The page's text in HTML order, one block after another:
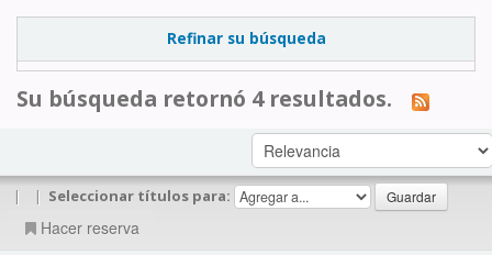
Refinar su búsqueda
Su búsqueda retornó 4 resultados.
| | Seleccionar títulos para:
Hacer reserva